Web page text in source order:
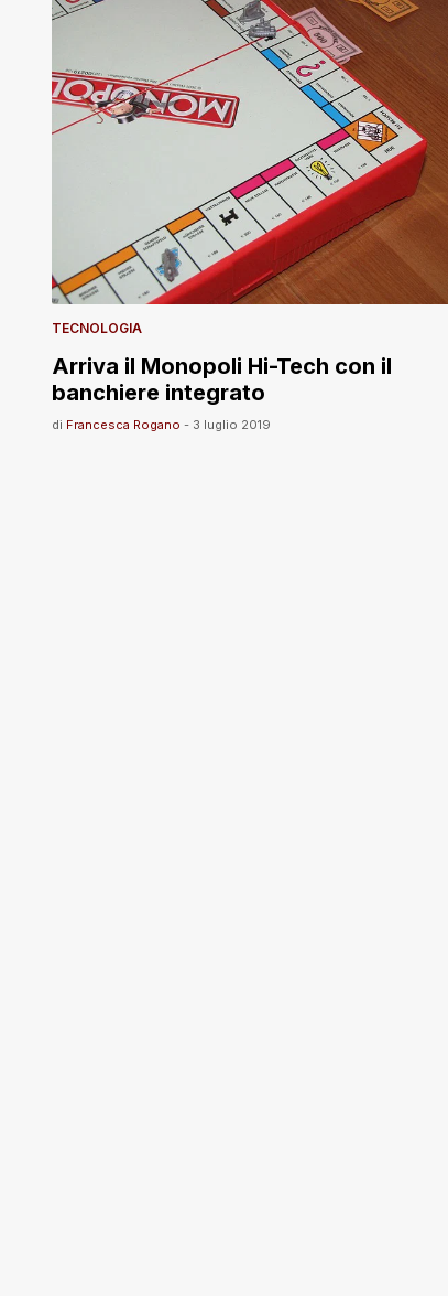
TECNOLOGIA
Arriva il Monopoli Hi-Tech con il
banchiere integrato
di Francesca Rogano - 3 luglio 2019